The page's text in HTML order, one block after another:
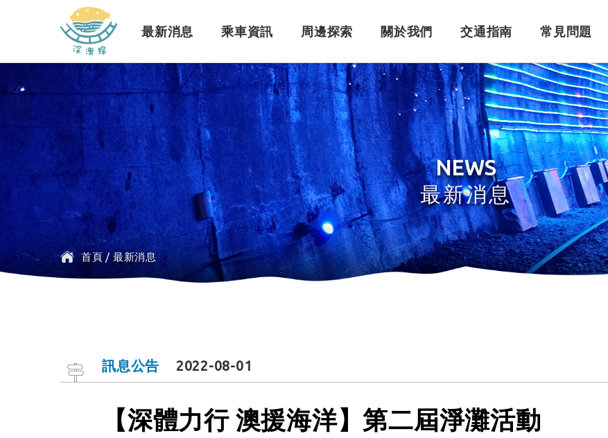
最新消息
訊息公告
乘車資訊
行車路線 票價時刻 購票須知 訂票系統
周邊探索
景點介紹 探索行程介紹
關於我們
緣起簡介 設施介紹 角色介紹 車體設計
交通指南
公車 自行開車
常見問題
一般問題 訂票問題 訂單問題 搭乘問題
NEWS
最新消息
首頁 /最新消息
訊息公告 2022-08-01
【深體力行 澳援海洋】第二屆淨灘活動